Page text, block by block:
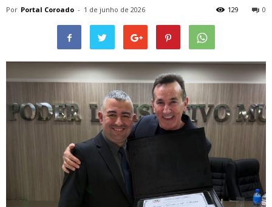
Por Portal Coroado - 1 de junho de 2026 0
129